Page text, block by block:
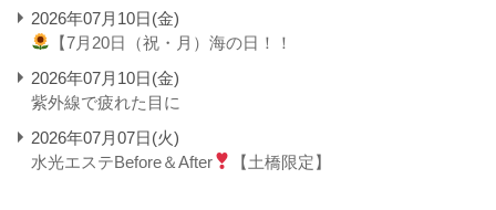
2026年07月10日(金)
【7月20日（祝・月）海の日！！
2026年07月10日(金)
紫外線で疲れた目に
2026年07月07日(火)
水光エステBefore＆After
【土橋限定】